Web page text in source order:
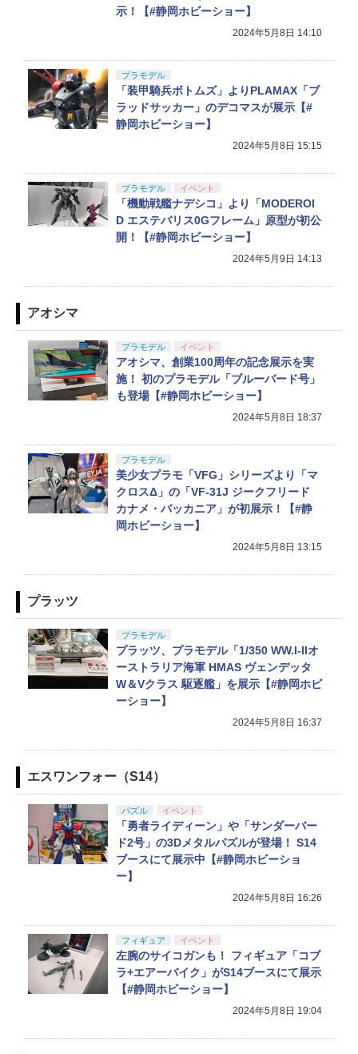
示！【#静岡ホビーショー】
2024年5月8日 14:10
プラモデル
「装甲騎兵ボトムズ」よりPLAMAX「ブ
ラッドサッカー」のデコマスが展示【#
静岡ホビーショー】
2024年5月8日 15:15
プラモデル イベント
「機動戦艦ナデシコ」より「MODEROI
D エステバリス0Gフレーム」原型が初公
開！【#静岡ホビーショー】
2024年5月9日 14:13
アオシマ
プラモデル イベント
アオシマ、創業100周年の記念展示を実
施！ 初のプラモデル「ブルーバード号」
も登場【#静岡ホビーショー】
2024年5月8日 18:37
プラモデル
美少女プラモ「VFG」シリーズより「マ
クロスΔ」の「VF-31J ジークフリード
カナメ・バッカニア」が初展示！【#静
岡ホビーショー】
2024年5月8日 13:15
プラッツ
プラモデル
プラッツ、プラモデル「1/350 WW.I-IIオ
ーストラリア海軍 HMAS ヴェンデッタ
W＆Vクラス 駆逐艦」を展示【#静岡ホビ
ーショー】
2024年5月8日 16:37
エスワンフォー（S14）
パズル イベント
「勇者ライディーン」や「サンダーバー
ド2号」の3Dメタルパズルが登場！ S14
ブースにて展示中【#静岡ホビーショ
ー】
2024年5月8日 16:26
フィギュア イベント
左腕のサイコガンも！ フィギュア「コブ
ラ+エアーバイク」がS14ブースにて展示
【#静岡ホビーショー】
2024年5月8日 19:04